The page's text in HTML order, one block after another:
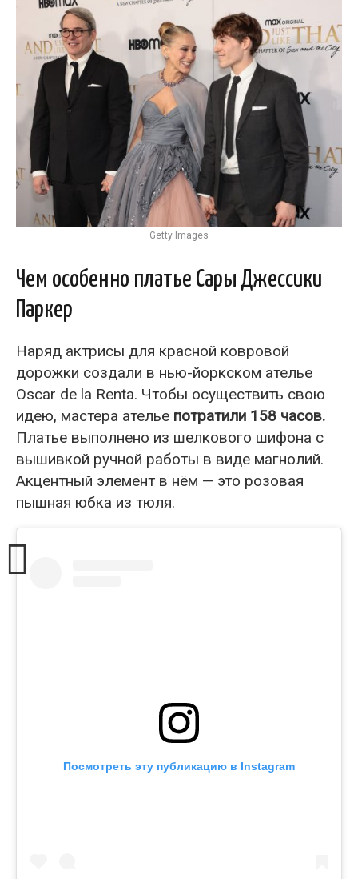
Getty Images
Чем особенно платье Сары Джессики
Паркер
Наряд актрисы для красной ковровой
дорожки создали в нью-йоркском ателье
Oscar de la Renta. Чтобы осуществить свою
идею, мастера ателье потратили 158 часов.
Платье выполнено из шелкового шифона с
вышивкой ручной работы в ​​виде магнолий.
Акцентный элемент в нём — это розовая
пышная юбка из тюля.
Посмотреть эту публикацию в Instagram